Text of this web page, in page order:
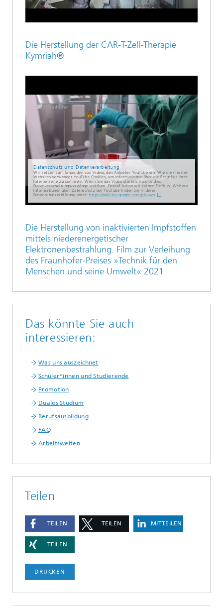
Die Herstellung der CAR-T-Zell-Therapie
Kymriah®
Datenschutz und Datenverarbeitung
Wir setzen zum Einbinden von Videos den Anbieter YouTube ein. Wie die meisten
Websites verwendet YouTube Cookies, um Informationen über die Besucher ihrer
Internetseite zu sammeln. Wenn Sie das Video starten, könnte dies
Datenverarbeitungsvorgänge auslösen. Darauf haben wir keinen Einfluss. Weitere
Informationen über Datenschutz bei YouTube finden Sie in deren
Datenschutzerklärung unter: https://policies.google.com/privacy
Die Herstellung von inaktivierten Impfstoffen
mittels niederenergetischer
Elektronenbestrahlung. Film zur Verleihung
des Fraunhofer-Preises »Technik für den
Menschen und seine Umwelt« 2021.
Das könnte Sie auch
interessieren:
Was uns auszeichnet
Schüler*innen und Studierende
Promotion
Duales Studium
Berufsausbildung
FAQ
Arbeitswelten
Teilen
TEILEN TEILEN MITTEILEN
TEILEN
DRUCKEN